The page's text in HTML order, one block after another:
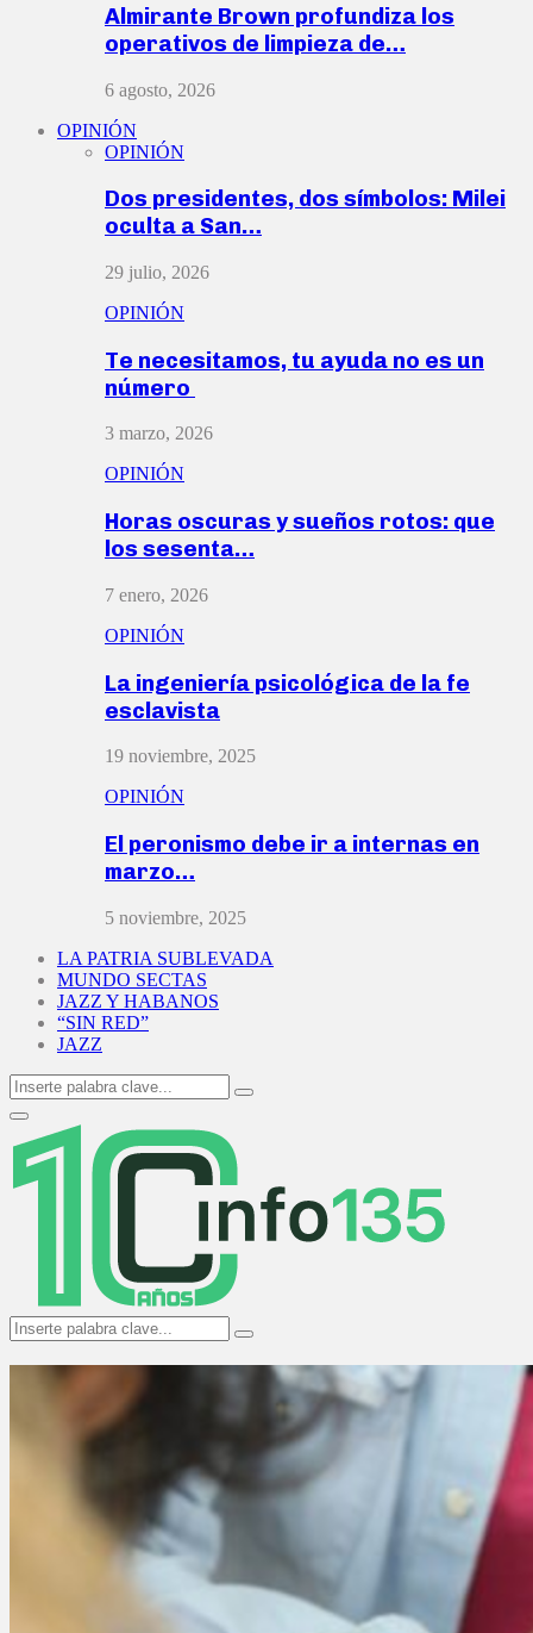
Almirante Brown profundiza los
operativos de limpieza de…
6 agosto, 2026
OPINIÓN
OPINIÓN
Dos presidentes, dos símbolos: Milei
oculta a San…
29 julio, 2026
OPINIÓN
Te necesitamos, tu ayuda no es un
número
3 marzo, 2026
OPINIÓN
Horas oscuras y sueños rotos: que
los sesenta…
7 enero, 2026
OPINIÓN
La ingeniería psicológica de la fe
esclavista
19 noviembre, 2025
OPINIÓN
El peronismo debe ir a internas en
marzo…
5 noviembre, 2025
LA PATRIA SUBLEVADA
MUNDO SECTAS
JAZZ Y HABANOS
“SIN RED”
JAZZ
Search
for:
Search
Primary
Menu
Search
for:
Search